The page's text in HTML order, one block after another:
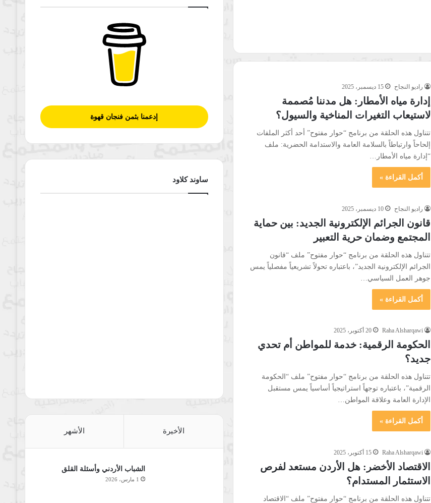
راديو النجاح 15 ديسمبر، 2025
إدارة مياه الأمطار: هل مدننا مُصممة
لاستيعاب التغيرات المناخية والسيول؟
تتناول هذه الحلقة من برنامج “حوار مفتوح” أحد أكثر الملفات
إلحاحاً وارتباطاً بالسلامة العامة والاستدامة الحضرية: ملف
“إدارة مياه الأمطار…
أكمل القراءة »
راديو النجاح 10 ديسمبر، 2025
قانون الجرائم الإلكترونية الجديد: بين حماية
المجتمع وضمان حرية التعبير
تتناول هذه الحلقة من برنامج “حوار مفتوح” ملف “قانون
الجرائم الإلكترونية الجديد”، باعتباره تحولاً تشريعياً مفصلياً يمس
جوهر العمل السياسي…
أكمل القراءة »
Raha Alsharqawi 20 أكتوبر، 2025
الحكومة الرقمية: خدمة للمواطن أم تحدي
جديد؟
تتناول هذه الحلقة من برنامج “حوار مفتوح” ملف “الحكومة
الرقمية”، باعتباره توجهاً استراتيجياً أساسياً يمس مستقبل
الإدارة العامة وعلاقة المواطن…
أكمل القراءة »
Raha Alsharqawi 15 أكتوبر، 2025
الاقتصاد الأخضر: هل الأردن مستعد لفرص
الاستثمار المستدام؟
تتناول هذه الحلقة من برنامج “حوار مفتوح” ملف “الاقتصاد
إدعمنا بثمن فنجان قهوة
ساوند كلاود
الأخيرة الأشهر
الشباب الأردني وأسئلة القلق
1 مارس، 2026